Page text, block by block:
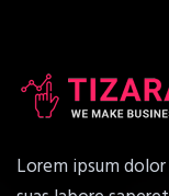
Lorem ipsum